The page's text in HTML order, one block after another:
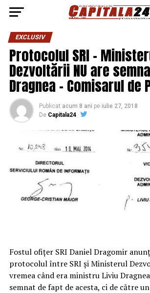
EXCLUSIV
Protocolul SRI –
Dezvoltării NU are
Dragnea – Comisarul de
Publicat acum 8 ani pe iulie 27, 2018
De Capitala24
Fostul ofiţer SRI Daniel Dragomir
protocolul între SRI şi Ministerul
vremea când era ministru Liviu
semnat de fapt de acesta, ci de către